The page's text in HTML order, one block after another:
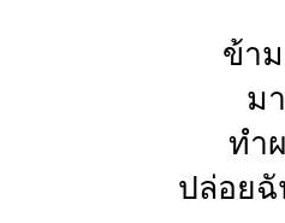
ข้า
ม
ทำ
ปล่อยฉั